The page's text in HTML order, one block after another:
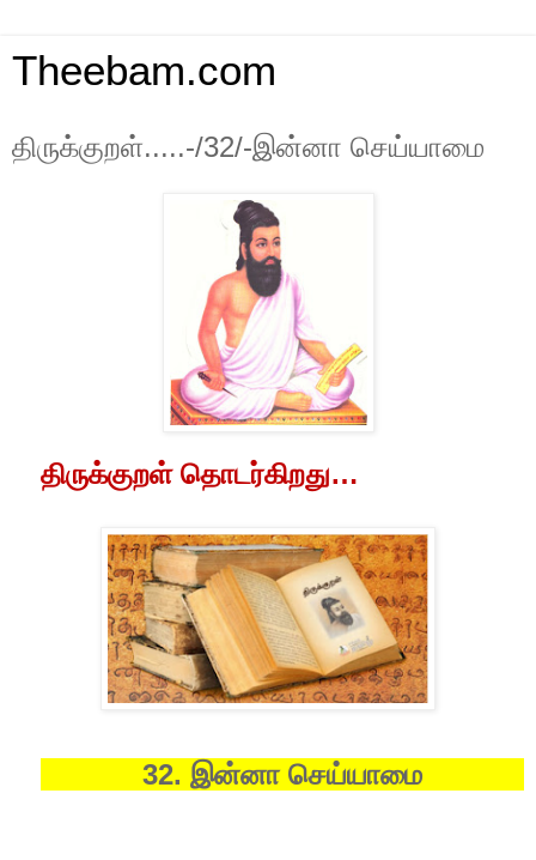
Theebam.com
திருக்குறள்.....-/32/-இன்னா செய்யாமை
திருக்குறள் தொடர்கிறது…
32. இன்னா செய்யாமை